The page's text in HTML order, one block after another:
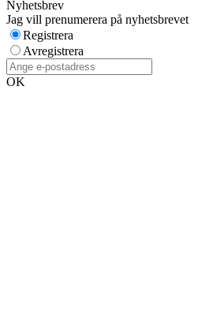
Nyhetsbrev
Jag vill prenumerera på nyhetsbrevet
Registrera
Avregistrera
OK